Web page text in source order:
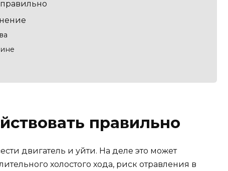
правильно
двигатель и уйти. На деле это может
холостого хода, риск отравления в